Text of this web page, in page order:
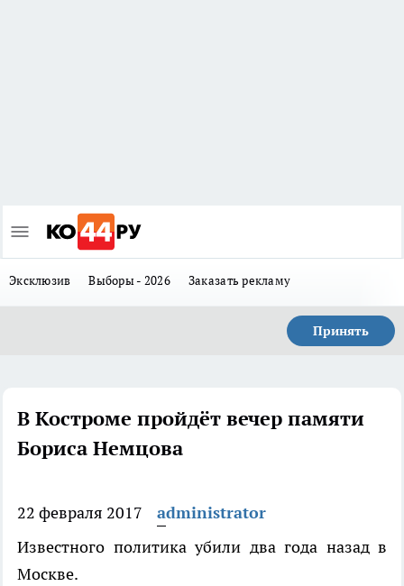
Эксклюзив Выборы - 2026 Заказать рекламу
Принять
В Костроме пройдёт вечер памяти
Бориса Немцова
22 февраля 2017
administrator
Известного политика убили два года назад в
Москве.